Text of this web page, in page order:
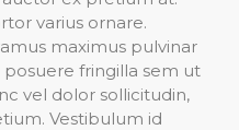
varius ornare.
maximus pulvinar
fringilla sem ut
vel dolor sollicitudin,
Vestibulum id